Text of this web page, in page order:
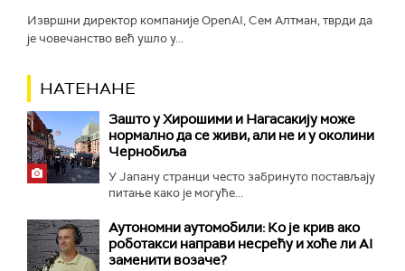
Извршни директор компаније OpenAI, Сем Алтман, тврди да
је човечанство већ ушло у...
НАТЕНАНЕ
Зашто у Хирошими и Нагасакију може
нормално да се живи, али не и у околини
Чернобиља
У Јапану странци често забринуто постављају
питање како је могуће...
Аутономни аутомобили: Ко је крив ако
роботакси направи несрећу и хоће ли AI
заменити возаче?